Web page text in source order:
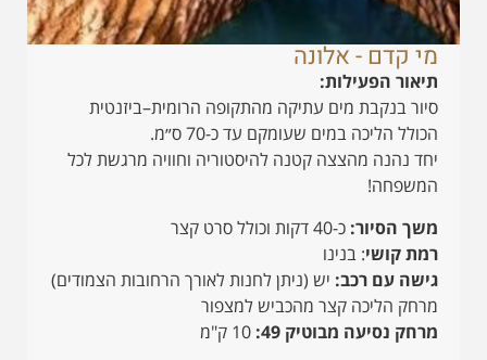
מי קדם - אלונה
תיאור הפעילות:
סיור בנקבת מים עתיקה מהתקופה הרומית–ביזנטית
הכולל הליכה במים שעומקם עד כ-70 ס״מ.
יחד נהנה מהצצה קטנה להיסטוריה וחוויה מרגשת לכל
המשפחה!
משך הסיור: כ-40 דקות וכולל סרט קצר
רמת קושי: בנינו
גישה עם רכב: יש (ניתן לחנות לאורך הרחובות הצמודים)
מרחק הליכה קצר מהכביש למצפור
מרחק נסיעה מבוטיק 49: